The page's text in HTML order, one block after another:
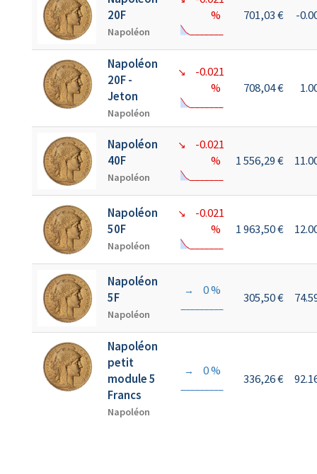
20F
Napoléon
%
701,03 € -
Napoléon
20F -
Jeton
Napoléon
↘
-0.021
%
708,04 €
Napoléon
40F
Napoléon
↘
-0.021
%
1 556,29 €
Napoléon
50F
Napoléon
↘
-0.021
%
1 963,50 €
Napoléon
5F
Napoléon
→ 0 % 305,50 €
Napoléon
petit
module 5
Francs
Napoléon
→ 0 %
336,26 €